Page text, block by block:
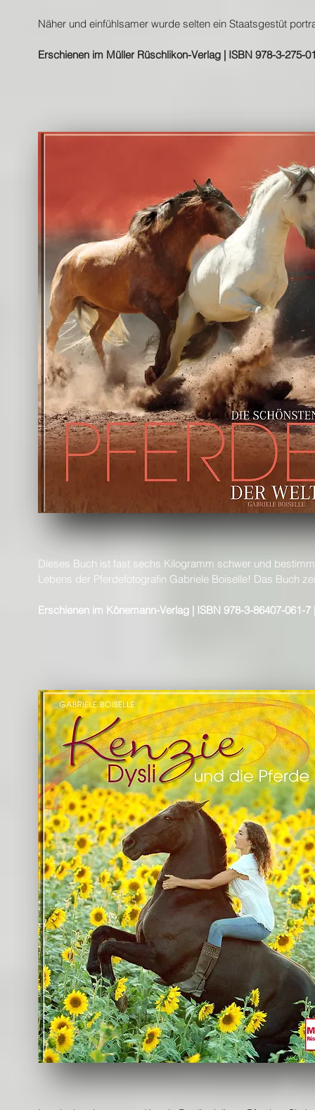
Näher und einfühlsamer wurde selten ein Staatsgestüt
Erschienen im Müller Rüschlikon-Verlag | ISBN 978-3-275-
Dieses Buch ist fast sechs Kilogramm schwer und
Lebens der Pferdefotografin Gabriele Boiselle! Das Buch
Erschienen im Könemann-Verlag | ISBN 978-3-86407-061-